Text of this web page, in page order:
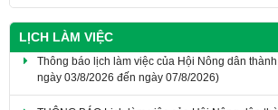
LỊCH LÀM VIỆC
Thông báo lịch làm việc của Hội Nông dân
ngày 03/8/2026 đến ngày 07/8/2026)
THÔNG BÁO Lịch làm việc của Hội Nông dân